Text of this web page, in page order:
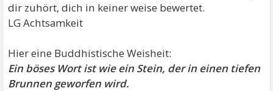
dir zuhört, dich in keiner weise bewertet.
LG Achtsamkeit
Hier eine Buddhistische Weisheit:
Ein böses Wort ist wie ein Stein, der in einen tiefen
Brunnen geworfen wird.